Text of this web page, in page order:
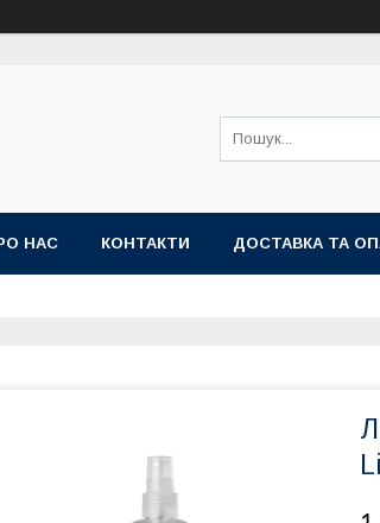
НАС КОНТАКТИ ДОСТАВКА ТА